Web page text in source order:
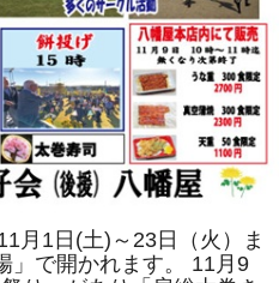
月1日(土)～23日（火）ま
」で開かれます。 11月9